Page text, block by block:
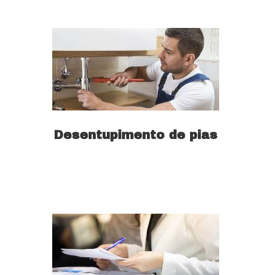
Desentupimento de pias